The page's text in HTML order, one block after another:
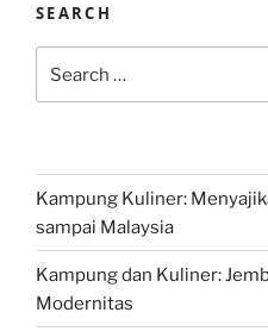
SEARCH
for:
Kampung Kuliner:
sampai Malaysia
Kampung dan Kuliner:
Modernitas